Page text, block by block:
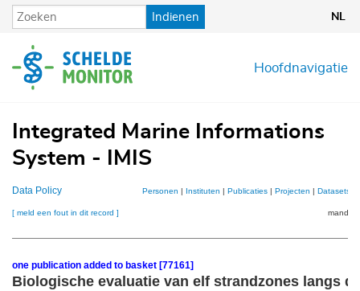
Overslaan
en
de
inhoud
Indienen NL
Hoofdnavigatie
Integrated Marine Informations
System - IMIS
Data Policy Personen | Instituten | Publicaties| Projecten | Datasets
[ meld een fout in dit record ] mandje
one publication added to basket [77161]
Biologische evaluatie van elf strandzones langs